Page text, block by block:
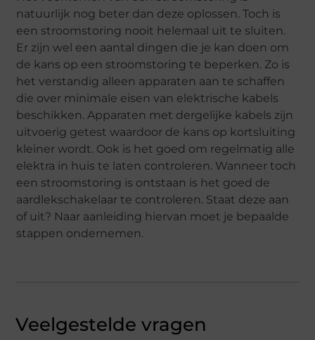
natuurlijk nog beter dan deze oplossen. Toch is
een stroomstoring nooit helemaal uit te sluiten.
Er zijn wel een aantal dingen die je kan doen om
de kans op een stroomstoring te beperken. Zo is
het verstandig alleen apparaten aan te schaffen
die over minimale eisen van elektrische kabels
beschikken. Apparaten met dergelijke kabels zijn
uitvoerig getest waardoor de kans op kortsluiting
kleiner wordt. Ook is het goed om regelmatig alle
elektra in huis te laten controleren. Wanneer toch
een stroomstoring is ontstaan is het goed de
aardlekschakelaar te controleren. Staat deze aan
of uit? Naar aanleiding hiervan moet je bepaalde
stappen ondernemen.
Veelgestelde vragen